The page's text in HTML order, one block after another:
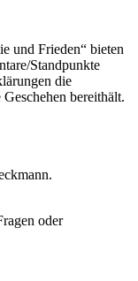
und Frieden“ bieten
Standpunkte
die
bereithält.
oder